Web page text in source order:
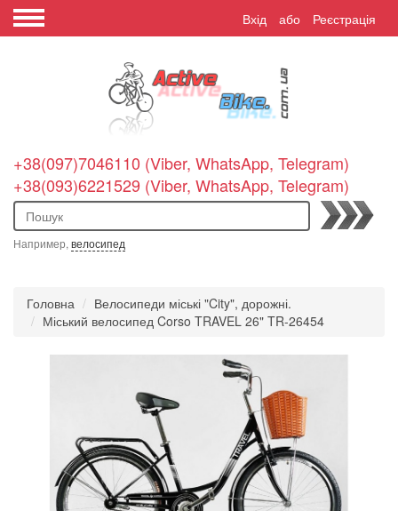
Вхід або Реєстрація
+38(097)7046110 (Viber, WhatsApp, Telegram)
+38(093)6221529 (Viber, WhatsApp, Telegram)
Пошук
Например, велосипед
Головна
Велосипеди міські "City", дорожні.
Міський велосипед Corso TRAVEL 26" TR-26454